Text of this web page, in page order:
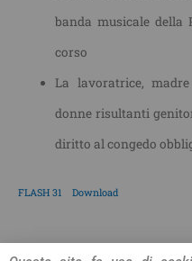
banda musicale della
corso
La lavoratrice,
donne risultanti
diritto al congedo
FLASH 31 Download
CONDIVIDI